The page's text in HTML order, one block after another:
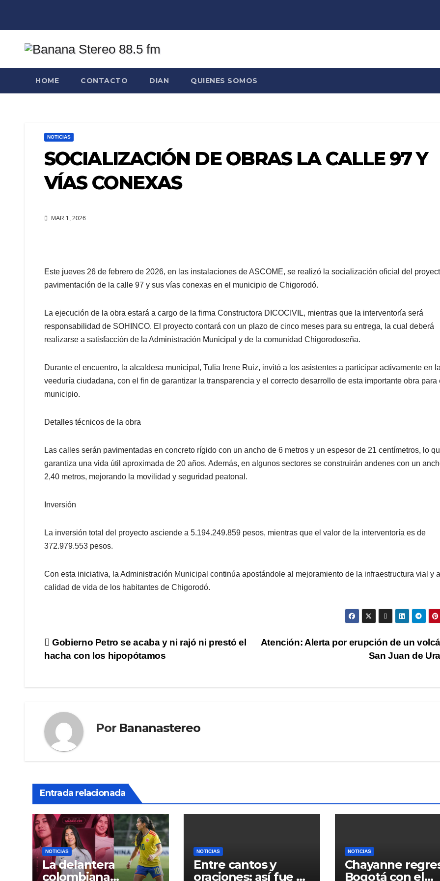
HOME CONTACTO DIAN QUIENES SOMOS
NOTICIAS
SOCIALIZACIÓN DE OBRAS LA CALLE 97 Y
VÍAS CONEXAS
MAR 1, 2026
Este jueves 26 de febrero de 2026, en las instalaciones de ASCOME, se realizó la socialización oficial del
pavimentación de la calle 97 y sus vías conexas en el municipio de Chigorodó.
La ejecución de la obra estará a cargo de la firma Constructora DICOCIVIL, mientras que la interventoría será
responsabilidad de SOHINCO. El proyecto contará con un plazo de cinco meses para su entrega, la cual deberá
realizarse a satisfacción de la Administración Municipal y de la comunidad Chigorodoseña.
Durante el encuentro, la alcaldesa municipal, Tulia Irene Ruiz, invitó a los asistentes a participar activamente en
veeduría ciudadana, con el fin de garantizar la transparencia y el correcto desarrollo de esta importante obra para
municipio.
Detalles técnicos de la obra
Las calles serán pavimentadas en concreto rígido con un ancho de 6 metros y un espesor de 21 centímetros, lo
garantiza una vida útil aproximada de 20 años. Además, en algunos sectores se construirán andenes con un
2,40 metros, mejorando la movilidad y seguridad peatonal.
Inversión
La inversión total del proyecto asciende a 5.194.249.859 pesos, mientras que el valor de la interventoría es de
372.979.553 pesos.
Con esta iniciativa, la Administración Municipal continúa apostándole al mejoramiento de la infraestructura vial y
calidad de vida de los habitantes de Chigorodó.
Navegación
Atención: Alerta por erupción de un
San Juan de
Gobierno Petro se acaba y ni rajó ni prestó el
hacha con los hipopótamos
Por Bananastereo
Entrada relacionada
NOTICIAS
La delantera
colombiana
NOTICIAS
Entre cantos y
oraciones: así fue el
NOTICIAS
Chayanne
Bogotá con el